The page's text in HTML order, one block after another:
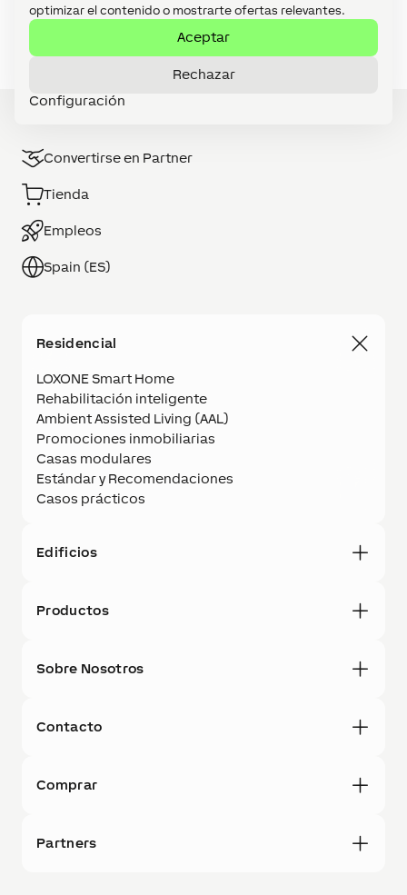
optimizar el contenido o mostrarte ofertas relevantes.
Aceptar
Rechazar
Configuración
Visualización (16)
Convertirse en Partner
Tienda
Empleos
Spain (ES)
Residencial
LOXONE Smart Home
Rehabilitación inteligente
Ambient Assisted Living (AAL)
Promociones inmobiliarias
Casas modulares
Estándar y Recomendaciones
Casos prácticos
Edificios
Productos
Sobre Nosotros
Contacto
Comprar
Partners